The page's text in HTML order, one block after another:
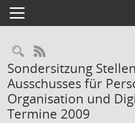
Toggle navigation
Rechercheauswahl
RSS-Feed
Sondersitzung
Ausschusses für
Organisation und
Termine 2009